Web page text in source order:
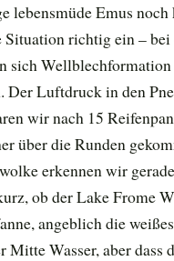
lebensmüde Emus
richtig ein –
sich
Der Luftdruck in den
wir nach 15
über die Runden
erkennen wir
ob der Lake Frome
angeblich die
Wasser, aber dass